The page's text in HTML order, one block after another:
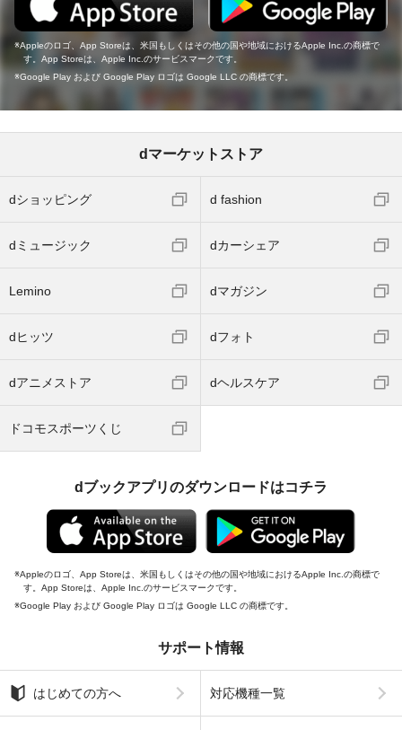
Appleのロゴ、App Storeは、米国もしくはその他の国や地域におけるApple Inc.の商標で
す。App Storeは、Apple Inc.のサービスマークです。
Google Play および Google Play ロゴは Google LLC の商標です。
dマーケットストア
dショッピング d fashion
dミュージック dカーシェア
Lemino dマガジン
dヒッツ dフォト
dアニメストア dヘルスケア
ドコモスポーツくじ
dブックアプリのダウンロードはコチラ
Appleのロゴ、App Storeは、米国もしくはその他の国や地域におけるApple Inc.の商標で
す。App Storeは、Apple Inc.のサービスマークです。
Google Play および Google Play ロゴは Google LLC の商標です。
サポート情報
はじめての方へ 対応機種一覧